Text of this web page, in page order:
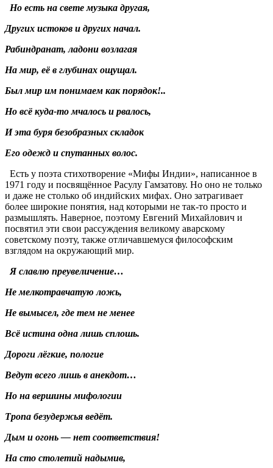
Но есть на свете музыка другая,
Других истоков и других начал.
Рабиндранат, ладони возлагая
На мир, её в глубинах ощущал.
Был мир им понимаем как порядок!..
Но всё куда-то мчалось и рвалось,
И эта буря безобразных складок
Его одежд и спутанных волос.
Есть у поэта стихотворение «Мифы Индии», написанное в
1971 году и посвящённое Расулу Гамзатову. Но оно не только
и даже не столько об индийских мифах. Оно затрагивает
более широкие понятия, над которыми не так-то просто и
размышлять. Наверное, поэтому Евгений Михайлович и
посвятил эти свои рассуждения великому аварскому
советскому поэту, также отличавшемуся философским
взглядом на окружающий мир.
Я славлю преувеличение…
Не мелкотравчатую ложь,
Не вымысел, где тем не менее
Всё истина одна лишь сплошь.
Дороги лёгкие, пологие
Ведут всего лишь в анекдот…
Но на вершины мифологии
Тропа безудержья ведёт.
Дым и огонь — нет соответствия!
На сто столетий надымив,